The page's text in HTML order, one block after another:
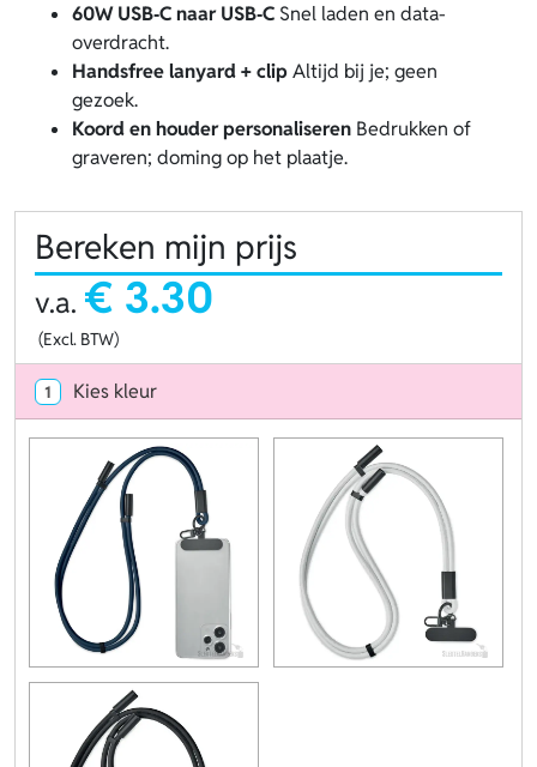
60W USB‑C naar USB‑C Snel laden en data-
overdracht.
Handsfree lanyard + clipAltijd bij je; geen
gezoek.
Koord en houder personaliseren Bedrukken of
graveren; doming op het plaatje.
Bereken mijn prijs
v.a. € 3.30
(Excl. BTW)
1 Kies kleur